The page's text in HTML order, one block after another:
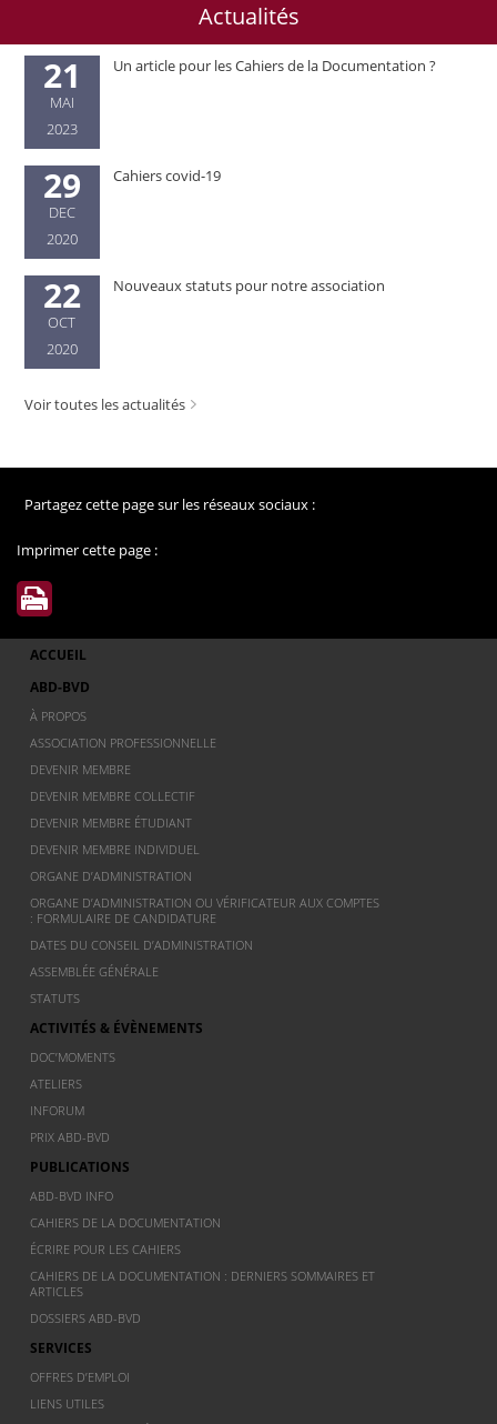
Actualités
21
MAI
2023
Un article pour les Cahiers de la Documentation ?
29
DEC
2020
Cahiers covid-19
22
OCT
2020
Nouveaux statuts pour notre association
Voir toutes les actualités
Partagez cette page sur les réseaux sociaux :
Imprimer cette page :
ACCUEIL
ABD-BVD
À PROPOS
ASSOCIATION PROFESSIONNELLE
DEVENIR MEMBRE
DEVENIR MEMBRE COLLECTIF
DEVENIR MEMBRE ÉTUDIANT
DEVENIR MEMBRE INDIVIDUEL
ORGANE D’ADMINISTRATION
ORGANE D’ADMINISTRATION OU VÉRIFICATEUR AUX COMPTES
: FORMULAIRE DE CANDIDATURE
DATES DU CONSEIL D’ADMINISTRATION
ASSEMBLÉE GÉNÉRALE
STATUTS
ACTIVITÉS & ÉVÈNEMENTS
DOC’MOMENTS
ATELIERS
INFORUM
PRIX ABD-BVD
PUBLICATIONS
ABD-BVD INFO
CAHIERS DE LA DOCUMENTATION
ÉCRIRE POUR LES CAHIERS
CAHIERS DE LA DOCUMENTATION : DERNIERS SOMMAIRES ET
ARTICLES
DOSSIERS ABD-BVD
SERVICES
OFFRES D’EMPLOI
LIENS UTILES